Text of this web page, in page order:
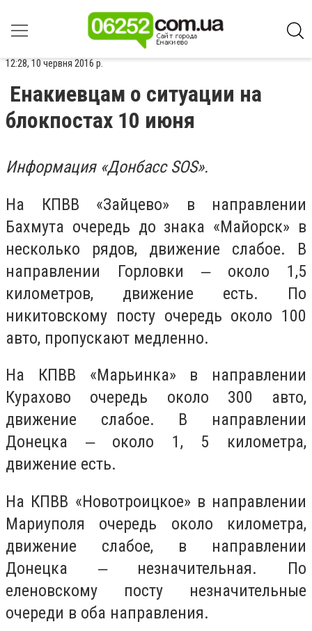
12:28, 10 червня 2016 р.
Енакиевцам о ситуации на
блокпостах 10 июня
Информация «Донбасс SOS».
На КПВВ «Зайцево» в направлении
Бахмута очередь до знака «Майорск» в
несколько рядов, движение слабое. В
направлении Горловки ‒ около 1,5
километров, движение есть. По
никитовскому посту очередь около 100
авто, пропускают медленно.
На КПВВ «Марьинка» в направлении
Курахово очередь около 300 авто,
движение слабое. В направлении
Донецка ‒ около 1, 5 километра,
движение есть.
На КПВВ «Новотроицкое» в направлении
Мариуполя очередь около километра,
движение слабое, в направлении
Донецка ‒ незначительная. По
еленовскому посту незначительные
очереди в оба направления.